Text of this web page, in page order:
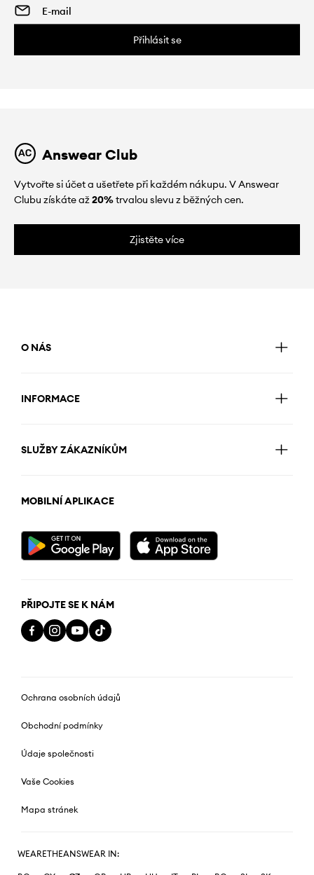
Přihlásit se
Answear Club
Vytvořte si účet a ušetřete při každém nákupu. V Answear
Clubu získáte až20%trvalou slevu z běžných cen.
Zjistěte více
O NÁS
INFORMACE
SLUŽBY ZÁKAZNÍKŮM
MOBILNÍ APLIKACE
PŘIPOJTE SE K NÁM
Ochrana osobních údajů
Obchodní podmínky
Údaje společnosti
Vaše Cookies
Mapa stránek
WEARETHEANSWEAR IN: